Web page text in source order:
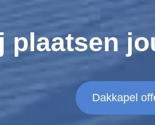
plaatsen
Dakkapel